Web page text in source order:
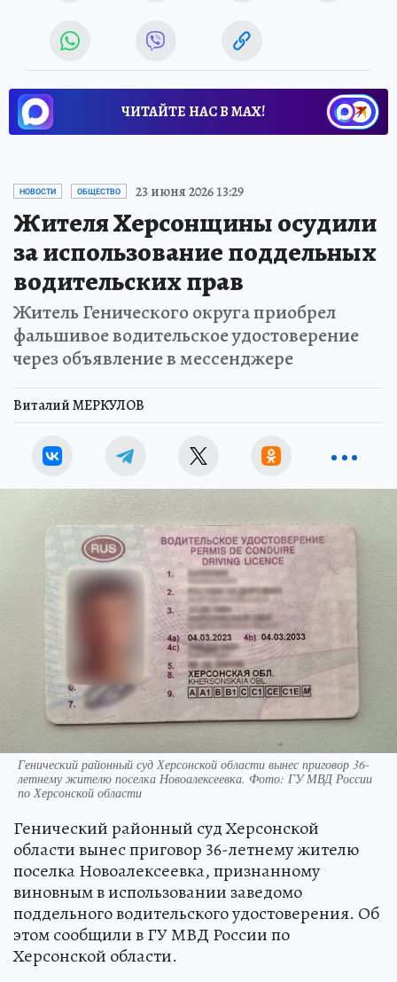
ЧИТАЙТЕ НАС В МАХ!
НОВОСТИ ОБЩЕСТВО 23 июня 2026 13:29
Жителя Херсонщины осудили
за использование поддельных
водительских прав
Житель Генического округа приобрел
фальшивое водительское удостоверение
через объявление в мессенджере
Виталий МЕРКУЛОВ
Генический районный суд Херсонской области вынес приговор 36-
летнему жителю поселка Новоалексеевка. Фото: ГУ МВД России
по Херсонской области
Генический районный суд Херсонской
области вынес приговор 36-летнему жителю
поселка Новоалексеевка, признанному
виновным в использовании заведомо
поддельного водительского удостоверения. Об
этом сообщили в ГУ МВД России по
Херсонской области.